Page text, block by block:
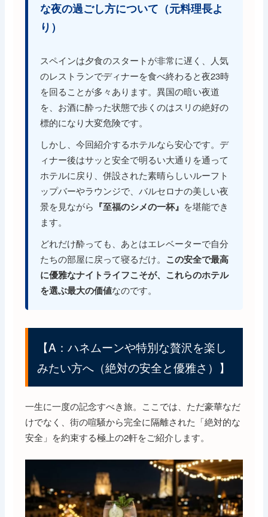
な夜の過ごし方について（元料理長よ
り）
スペインは夕食のスタートが非常に遅く、人気
のレストランでディナーを食べ終わると夜23時
を回ることが多々あります。異国の暗い夜道
を、お酒に酔った状態で歩くのはスリの絶好の
標的になり大変危険です。
しかし、今回紹介するホテルなら安心です。デ
ィナー後はサッと安全で明るい大通りを通って
ホテルに戻り、併設された素晴らしいルーフト
ップバーやラウンジで、バルセロナの美しい夜
景を見ながら 『至福のシメの一杯』 を堪能でき
ます。
どれだけ酔っても、あとはエレベーターで自分
たちの部屋に戻って寝るだけ。 この安全で最高
に優雅なナイトライフこそが、これらのホテル
を選ぶ最大の価値なのです。
【A：ハネムーンや特別な贅沢を楽し
みたい方へ（絶対の安全と優雅さ）】
一生に一度の記念すべき旅。ここでは、ただ豪華なだ
けでなく、街の喧騒から完全に隔離された「絶対的な
安全」を約束する極上の2軒をご紹介します。